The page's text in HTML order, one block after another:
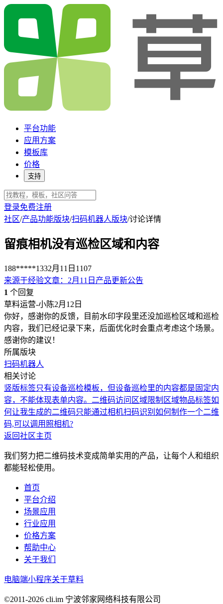
平台功能
应用方案
模板库
价格
支持
登录免费注册
社区/产品功能版块/扫码机器人版块/讨论详情
留痕相机没有巡检区域和内容
188*****1332月11日 1107
来源于经验文章： 2月11日产品更新公告
1 个回复
草料运营-小陈2月12日
你好，感谢你的反馈，目前水印字段里还没加巡检区域和巡检
内容，我们已经记录下来，后面优化时会重点考虑这个场景。
感谢你的建议！
所属版块
扫码机器人
相关讨论
竖版标签只有设备巡检模板，但设备巡检里的内容都是固定内
容，不能体现表单内容。 二维码访问区域限制 区域物品标签如
何让我生成的二维码只能通过相机扫码识别 如何制作一个二维
码,可以调用照相机?
返回社区主页
我们努力把二维码技术变成简单实用的产品，让每个人和组织
都能轻松使用。
首页
平台介绍
场景应用
行业应用
价格方案
帮助中心
关于我们
电脑端小程序关于草料
©2011-2026 cli.im 宁波邻家网络科技有限公司